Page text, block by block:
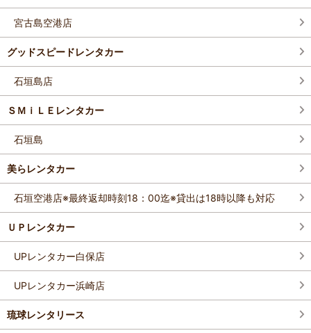
宮古島空港店
グッドスピードレンタカー
石垣島店
ＳＭｉＬＥレンタカー
石垣島
美らレンタカー
石垣空港店※最終返却時刻18：00迄※貸出は18時以降も対応
ＵＰレンタカー
UPレンタカー白保店
UPレンタカー浜崎店
琉球レンタリース